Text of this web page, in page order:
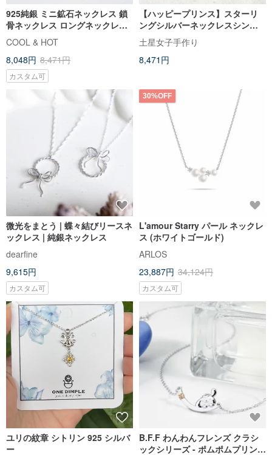
925純銀 ミニ鉱石ネックレス 鎖
骨ネックレス ロングネックレス
ショートネックレス 無料ギフト
ラッピング
COOL & HOT
8,048円 8,471円
カスタム可
【ハッピープリンス】スターリ
ングシルバーネックレスシンプ
ルネックレスデザイナー手作り
商品
土星女子手作り
8,471円
微光をまとう | 蝶々結びリースネ
ックレス | 純銀ネックレス
dearfine
9,615円
カスタム可
30%OFF
L'amour Starry パール ネックレ
ス (ホワイトゴールド)
ARLOS
23,887円 34,124円
カスタム可
ユリの紋章 シトリン 925 シルバ
ー
B.F.F わんわんフレンズ クラシ
ックシリーズ - ポムポムプリン